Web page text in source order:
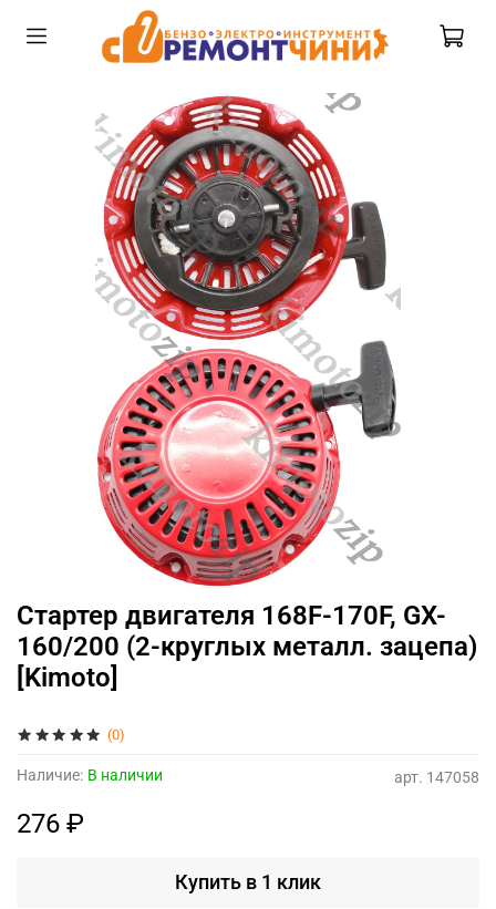
(0)
арт. 147058
Наличие: В наличии
Стартер двигателя 168F-170F, GX-
160/200 (2-круглых металл. зацепа)
[Kimoto]
276 ₽
Купить в 1 клик